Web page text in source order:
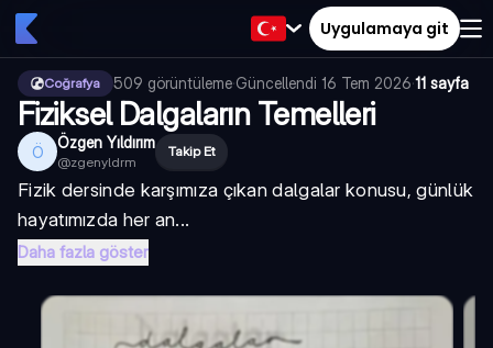
Uygulamaya git
Coğrafya 509 görüntüleme·Güncellendi 16 Tem 2026·11 sayfa
Fiziksel Dalgaların Temelleri
Ö Özgen Yıldırım
@zgenyldrm
Takip Et
Fizik dersinde karşımıza çıkan dalgalar konusu, günlük
hayatımızda her an...
Daha fazla göster